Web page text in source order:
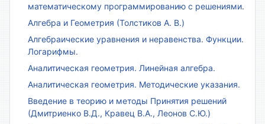
математическому программированию с решениями.
Алгебра и Геометрия (Толстиков А. В.)
Алгебраические уравнения и неравенства. Функции.
Логарифмы.
Аналитическая геометрия. Линейная алгебра.
Аналитическая геометрия. Методические указания.
Введение в теорию и методы Принятия решений
(Дмитриенко В.Д., Кравец В.А., Леонов С.Ю.)